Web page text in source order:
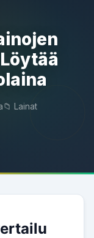
📁 Lainat